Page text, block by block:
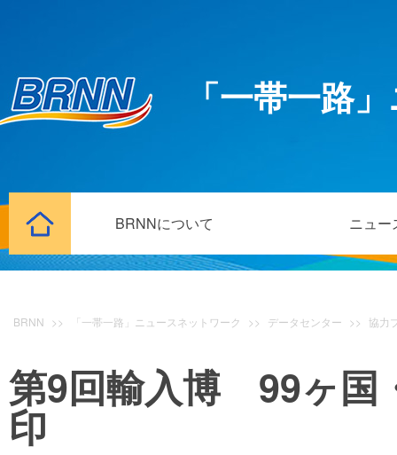
「一帯一路
BRNNについて ニュー
BRNN >> 「一帯一路」ニュースネットワーク >> データセンター >> 協力
第9回輸入博 99ヶ国
印